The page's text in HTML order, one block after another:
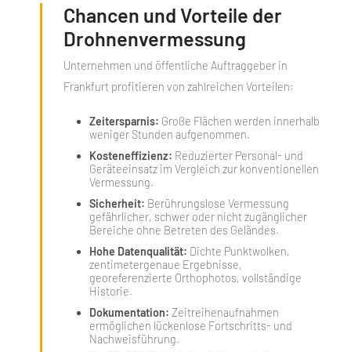
Chancen und Vorteile der
Drohnenvermessung
Unternehmen und öffentliche Auftraggeber in
Frankfurt profitieren von zahlreichen Vorteilen:
Zeitersparnis: Große Flächen werden innerhalb
weniger Stunden aufgenommen.
Kosteneffizienz: Reduzierter Personal- und
Geräteeinsatz im Vergleich zur konventionellen
Vermessung.
Sicherheit: Berührungslose Vermessung
gefährlicher, schwer oder nicht zugänglicher
Bereiche ohne Betreten des Geländes.
Hohe Datenqualität: Dichte Punktwolken,
zentimetergenaue Ergebnisse,
georeferenzierte Orthophotos, vollständige
Historie.
Dokumentation: Zeitreihenaufnahmen
ermöglichen lückenlose Fortschritts‑ und
Nachweisführung.